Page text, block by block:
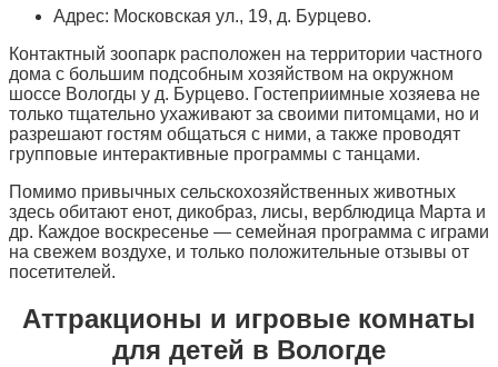
Адрес: Московская ул., 19, д. Бурцево.
Контактный зоопарк расположен на территории частного
дома с большим подсобным хозяйством на окружном
шоссе Вологды у д. Бурцево. Гостеприимные хозяева не
только тщательно ухаживают за своими питомцами, но и
разрешают гостям общаться с ними, а также проводят
групповые интерактивные программы с танцами.
Помимо привычных сельскохозяйственных животных
здесь обитают енот, дикобраз, лисы, верблюдица Марта и
др. Каждое воскресенье — семейная программа с играми
на свежем воздухе, и только положительные отзывы от
посетителей.
Аттракционы и игровые комнаты
для детей в Вологде